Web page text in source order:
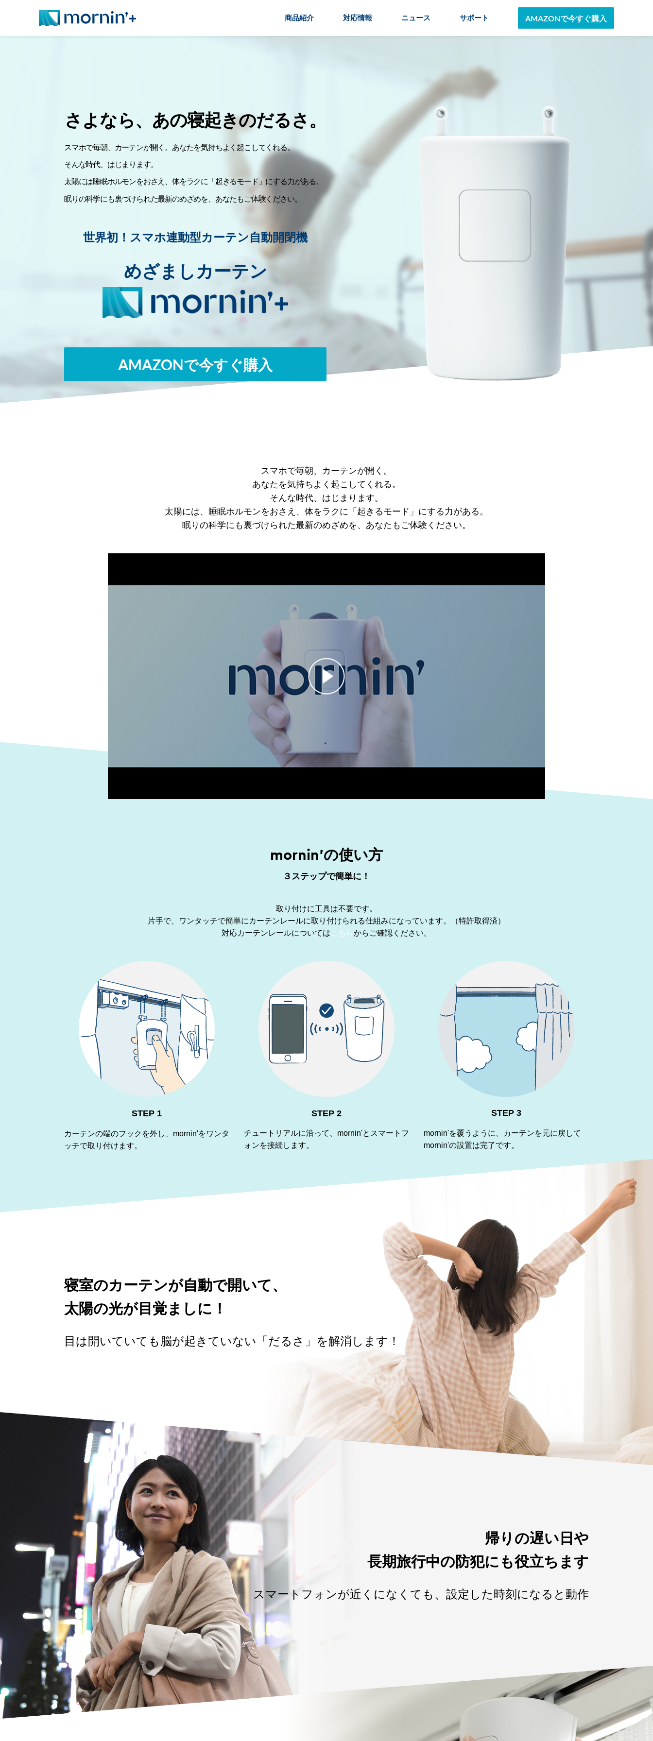
商品紹介 対応情報 ニュース サポート AMAZONで今すぐ購入
さよなら、あの寝起きのだるさ。
スマホで毎朝、カーテンが開く。あなたを気持ちよく起こしてくれる。
そんな時代、はじまります。
太陽には睡眠ホルモンをおさえ、体をラクに「起きるモード」にする力がある。
眠りの科学にも裏づけられた最新のめざめを、あなたもご体験ください。
世界初！スマホ連動型カーテン自動開閉機
めざましカーテン
AMAZONで今すぐ購入
スマホで毎朝、カーテンが開く。
あなたを気持ちよく起こしてくれる。
そんな時代、はじまります。
太陽には、睡眠ホルモンをおさえ、体をラクに「起きるモード」にする力がある。
眠りの科学にも裏づけられた最新のめざめを、あなたもご体験ください。
mornin'の使い方
３ステップで簡単に！
取り付けに工具は不要です。
片手で、ワンタッチで簡単にカーテンレールに取り付けられる仕組みになっています。（特許取得済）
対応カーテンレールについては こちらからご確認ください。
STEP 1
カーテンの端のフックを外し、mornin'をワンタ
ッチで取り付けます。
STEP 2
チュートリアルに沿って、mornin'とスマートフ
ォンを接続します。
STEP 3
mornin'を覆うように、カーテンを元に戻して
mornin'の設置は完了です。
寝室のカーテンが自動で開いて、
太陽の光が目覚ましに！
目は開いていても脳が起きていない「だるさ」を解消します！
帰りの遅い日や
長期旅行中の防犯にも役立ちます
スマートフォンが近くになくても、設定した時刻になると動作